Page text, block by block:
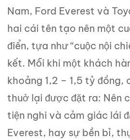
Nam, Ford Everest và
hai cái tên tạo nên một
điển, tựa như “cuộc nội
kết. Mỗi khi một khách
khoảng 1,2 – 1,5 tỷ đồng,
thuở lại được đặt ra: Nên
tiện nghi và cảm giác lái
Everest, hay sự bền bỉ,